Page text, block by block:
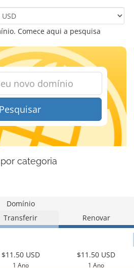
Comece aqui a pesquisa
Pesquisar
categoria
Domínio
Transferir Renovar
$11.50 USD
1 Ano
$11.50 USD
1 Ano